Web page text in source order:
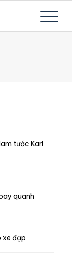
–
tước Karl
quanh
xe đạp